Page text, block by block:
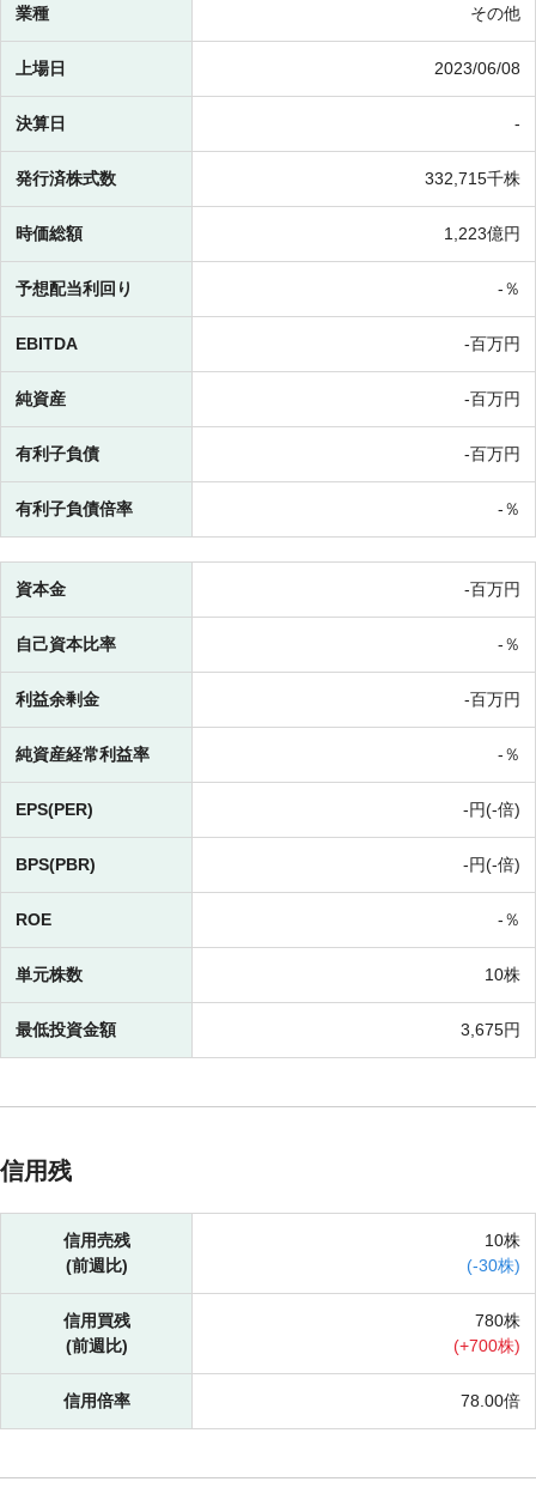
業種 その他
上場日 2023/06/08
決算日 -
発行済株式数 332,715千株
時価総額 1,223億円
予想配当利回り -％
EBITDA -百万円
純資産 -百万円
有利子負債 -百万円
有利子負債倍率 -％
資本金 -百万円
自己資本比率 -％
利益余剰金 -百万円
純資産経常利益率 -％
EPS(PER) -円(-倍)
BPS(PBR) -円(-倍)
ROE -％
単元株数 10株
最低投資金額 3,675円
信用残
信用売残
(前週比)
10株
(-30株)
信用買残
(前週比)
780株
(+700株)
信用倍率 78.00倍